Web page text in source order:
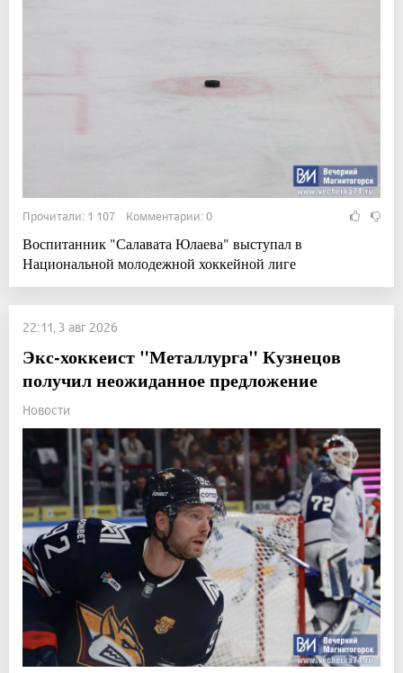
Прочитали: 1 107 Комментарии: 0
Воспитанник "Салавата Юлаева" выступал в
Национальной молодежной хоккейной лиге
22:11, 3 авг 2026
Экс-хоккеист "Металлурга" Кузнецов
получил неожиданное предложение
Новости